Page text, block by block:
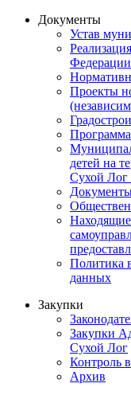
Документы
Устав
Федерации
Проекты
детей на
Сухой Лог
Политика
данных
Закупки
Закупки
Сухой Лог
Контроль
Архив